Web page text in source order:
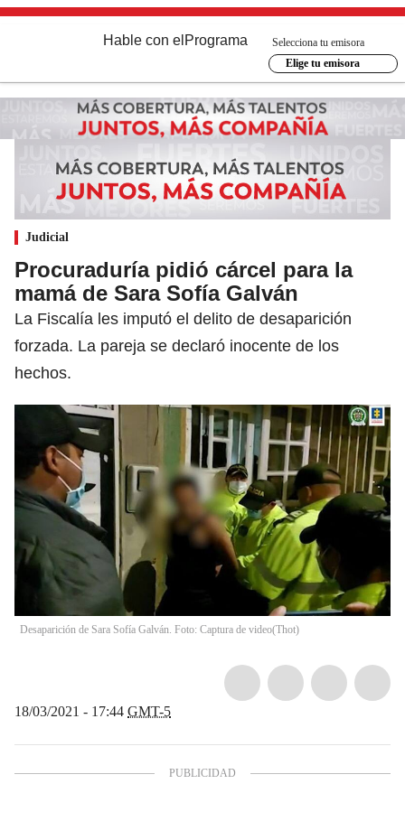
Hable con el Programa
Selecciona tu emisora
Elige tu emisora
Judicial
Procuraduría pidió cárcel para la
mamá de Sara Sofía Galván
La Fiscalía les imputó el delito de desaparición
forzada. La pareja se declaró inocente de los
hechos.
Desaparición de Sara Sofía Galván. Foto: Captura de video(Thot)
18/03/2021 - 17:44 GMT-5